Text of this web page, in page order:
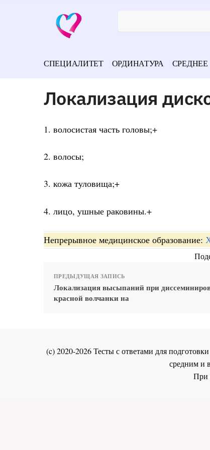
СПЕЦИАЛИТЕТ ОРДИНАТУРА СРЕДНЕЕ
Локализация
1. волосистая часть головы;+
2. волосы;
3. кожа туловища;+
4. лицо, ушные раковины.+
Непрерывное медицинское образование:
ПРЕДЫДУЩАЯ ЗАПИСЬ
Локализация высыпаний при
красной волчанки на
(c) 2020-2026 Тесты с ответами для
средним и
При